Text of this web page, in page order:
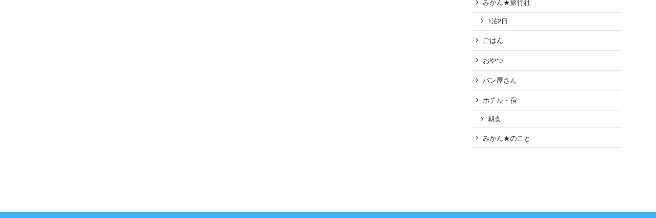
みかん★旅行社
1泊2日
ごはん
おやつ
パン屋さん
ホテル・宿
朝食
みかん★のこと